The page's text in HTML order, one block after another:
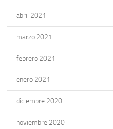
abril 2021
marzo 2021
febrero 2021
enero 2021
diciembre 2020
noviembre 2020